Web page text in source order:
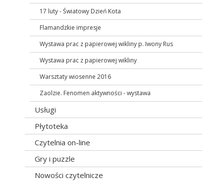
17 luty - Światowy Dzień Kota
Flamandzkie impresje
Wystawa prac z papierowej wikliny p. Iwony Rus
Wystawa prac z papierowej wikliny
Warsztaty wiosenne 2016
Zaolzie. Fenomen aktywności - wystawa
Usługi
Płytoteka
Czytelnia on-line
Gry i puzzle
Nowości czytelnicze